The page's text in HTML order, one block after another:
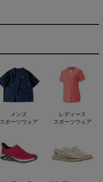
メンズ
スポーツウェア
レディース
スポーツウェア